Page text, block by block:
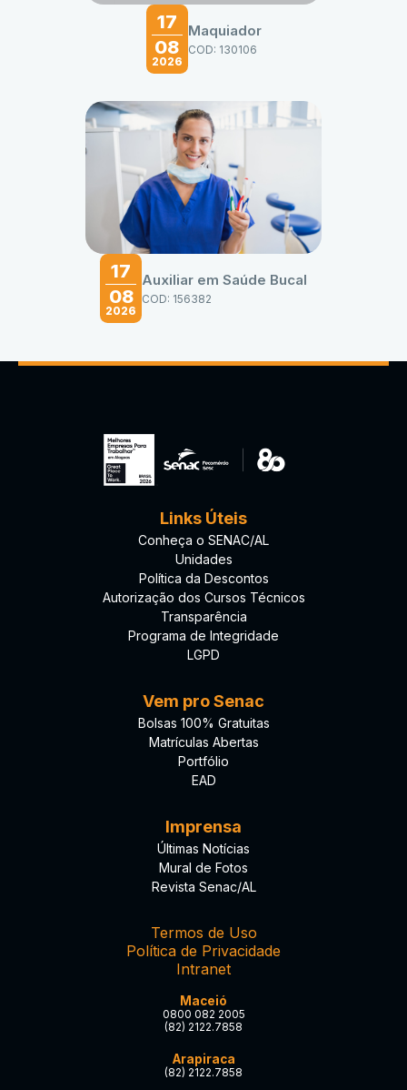
17
08
2026
Maquiador
COD: 130106
17
08
2026
Auxiliar em Saúde Bucal
COD: 156382
Links Úteis
Conheça o SENAC/AL
Unidades
Política da Descontos
Autorização dos Cursos Técnicos
Transparência
Programa de Integridade
LGPD
Vem pro Senac
Bolsas 100% Gratuitas
Matrículas Abertas
Portfólio
EAD
Imprensa
Últimas Notícias
Mural de Fotos
Revista Senac/AL
Termos de Uso
Política de Privacidade
Intranet
Maceió
0800 082 2005
(82) 2122.7858
Arapiraca
(82) 2122.7858